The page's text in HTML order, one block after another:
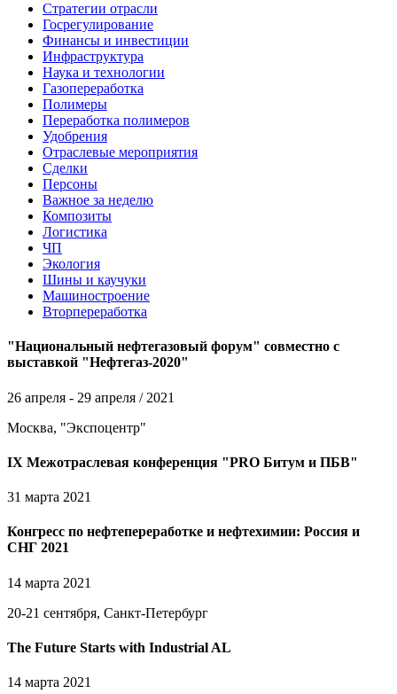
Стратегии отрасли
Госрегулирование
Финансы и инвестиции
Инфраструктура
Наука и технологии
Газопереработка
Полимеры
Переработка полимеров
Удобрения
Отраслевые мероприятия
Сделки
Персоны
Важное за неделю
Композиты
Логистика
ЧП
Экология
Шины и каучуки
Машиностроение
Вторпереработка
"Национальный нефтегазовый форум" совместно с
выставкой "Нефтегаз-2020"
26 апреля - 29 апреля / 2021
Москва, "Экспоцентр"
IХ Межотраслевая конференция "PRO Битум и ПБВ"
31 марта 2021
Конгресс по нефтепереработке и нефтехимии: Россия и
СНГ 2021
14 марта 2021
20-21 сентября, Санкт-Петербург
The Future Starts with Industrial AL
14 марта 2021